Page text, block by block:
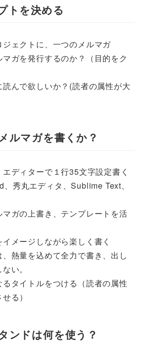
トを決める
ジェクトに、一つのメルマガ
マガを発行するのか？（目的をク
読んで欲しいか？(読者の属性が大
ルマガを書くか？
ディターで１行35文字設定書く
、秀丸エディタ、Sublime Text、
マガの上書き、テンプレートを活
メージしながら楽しく書く
、熱量を込めて全力で書き、出し
い。
タイトルをつける（読者の属性
る）
ンドは何を使う？